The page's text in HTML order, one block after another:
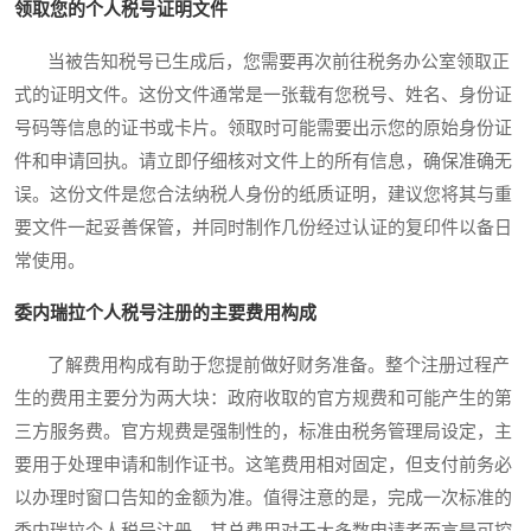
领取您的个人税号证明文件
当被告知税号已生成后，您需要再次前往税务办公室领取正
式的证明文件。这份文件通常是一张载有您税号、姓名、身份证
号码等信息的证书或卡片。领取时可能需要出示您的原始身份证
件和申请回执。请立即仔细核对文件上的所有信息，确保准确无
误。这份文件是您合法纳税人身份的纸质证明，建议您将其与重
要文件一起妥善保管，并同时制作几份经过认证的复印件以备日
常使用。
委内瑞拉个人税号注册的主要费用构成
了解费用构成有助于您提前做好财务准备。整个注册过程产
生的费用主要分为两大块：政府收取的官方规费和可能产生的第
三方服务费。官方规费是强制性的，标准由税务管理局设定，主
要用于处理申请和制作证书。这笔费用相对固定，但支付前务必
以办理时窗口告知的金额为准。值得注意的是，完成一次标准的